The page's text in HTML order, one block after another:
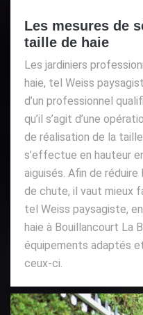
Les mesures de
taille de haie
Les jardiniers
haie, tel Weiss
d’un professionnel
qu’il s’agit d’une
de réalisation de la
s’effectue en hauteur
aiguisés. Afin de
de chute, il vaut mieux
tel Weiss paysagiste,
haie à Bouillancourt La
équipements adaptés
ceux-ci.